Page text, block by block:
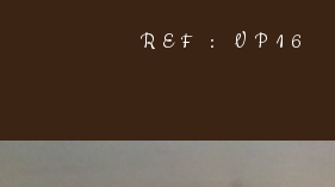
REF : VP16